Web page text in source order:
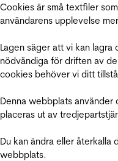
Cookies är små textfiler
användarens upplevelse
Lagen säger att vi kan
nödvändiga för driften av
cookies behöver vi ditt
Denna webbplats
placeras ut av
Du kan ändra eller
webbplats.